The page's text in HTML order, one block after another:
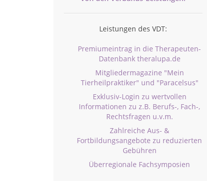
Leistungen des VDT:
Premiumeintrag in die Therapeuten-
Datenbank theralupa.de
Mitgliedermagazine "Mein
Tierheilpraktiker" und "Paracelsus"
Exklusiv-Login zu wertvollen
Informationen zu z.B. Berufs-, Fach-,
Rechtsfragen u.v.m.
Zahlreiche Aus- &
Fortbildungsangebote zu reduzierten
Gebühren
Überregionale Fachsymposien